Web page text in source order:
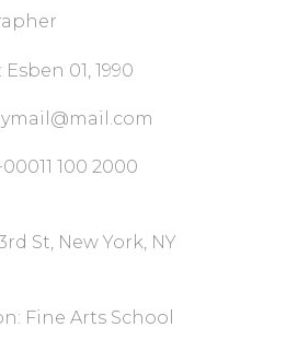
01, 1990
100 2000
St, New York, NY
Fine Arts School